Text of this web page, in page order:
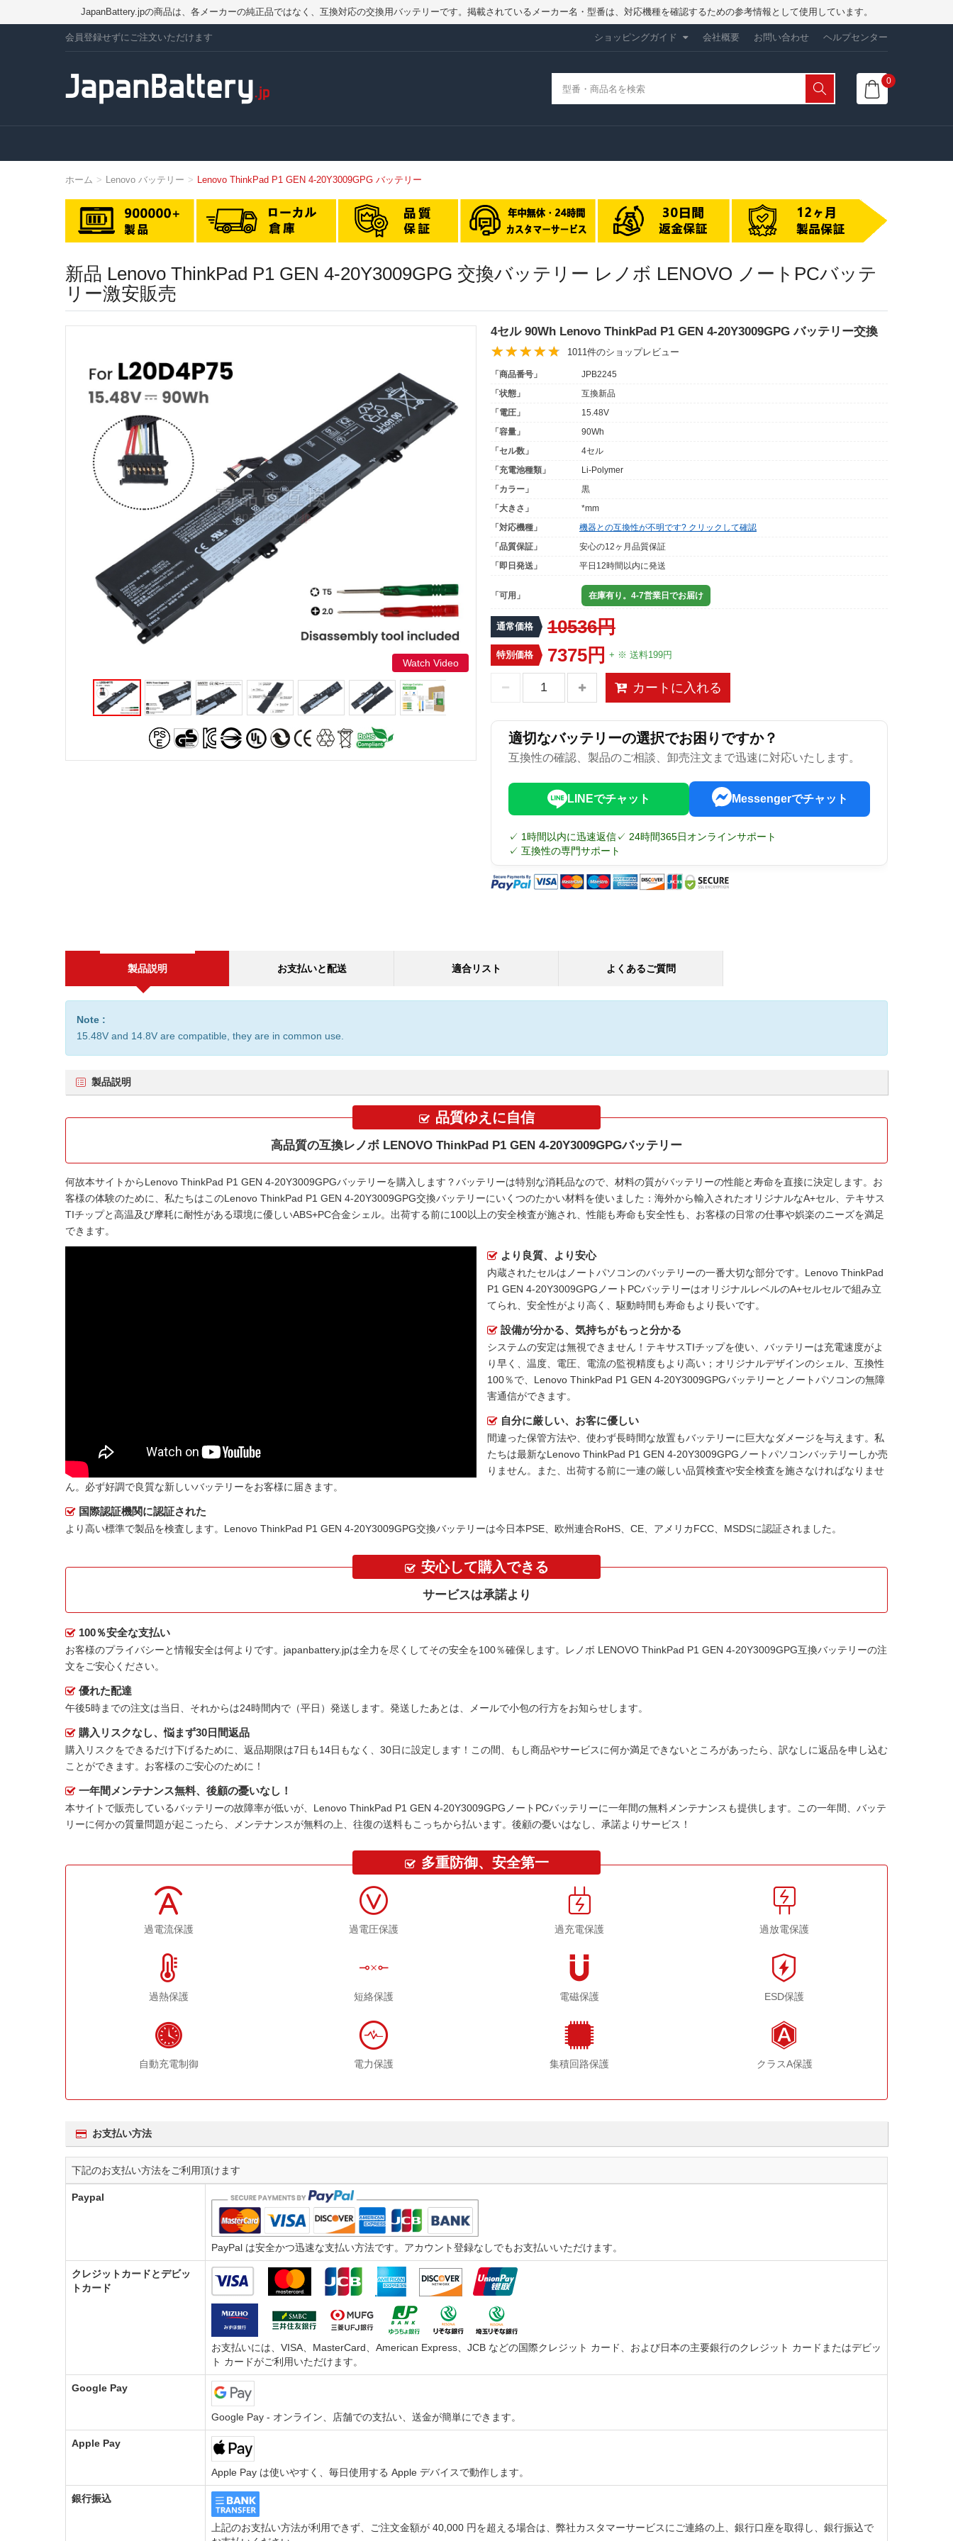
JapanBattery.jpの商品は、各メーカーの純正品ではなく、互換対応の交換用バッテリーです。掲載されているメーカー名・型番は、対応機種を確認するための参考情報として使用しています。
会員登録せずにご注文いただけます ショッピングガイド 会社概要 お問い合わせ ヘルプセンター
0
ホーム Lenovo バッテリー Lenovo ThinkPad P1 GEN 4-20Y3009GPG バッテリー
新品 Lenovo ThinkPad P1 GEN 4-20Y3009GPG 交換バッテリー レノボ LENOVO ノートPCバッテ
リー激安販売
Watch Video
4セル 90Wh Lenovo ThinkPad P1 GEN 4-20Y3009GPG バッテリー交換
1011件のショップレビュー
「商品番号」
JPB2245
「状態」
互換新品
「電圧」
15.48V
「容量」
90Wh
「セル数」
4セル
「充電池種類」
Li-Polymer
「カラー」
黒
「大きさ」
*mm
「対応機種」
機器との互換性が不明です? クリックして確認
「品質保証」
安心の12ヶ月品質保証
「即日発送」
平日12時間以内に発送
「可用」 在庫有り。4-7営業日でお届け
通常価格 10536円
特別価格 7375円 + ※ 送料199円
カートに入れる
適切なバッテリーの選択でお困りですか？
互換性の確認、製品のご相談、卸売注文まで迅速に対応いたします。
LINEでチャット Messengerでチャット
✓ 1時間以内に迅速返信✓ 24時間365日オンラインサポート
✓ 互換性の専門サポート
製品説明 お支払いと配送 適合リスト よくあるご質問
Note :
15.48V and 14.8V are compatible, they are in common use.
製品説明
品質ゆえに自信
高品質の互換レノボ LENOVO ThinkPad P1 GEN 4-20Y3009GPGバッテリー
何故本サイトからLenovo ThinkPad P1 GEN 4-20Y3009GPGバッテリーを購入します？バッテリーは特別な消耗品なので、材料の質がバッテリーの性能と寿命を直接に決定します。お
客様の体験のために、私たちはこのLenovo ThinkPad P1 GEN 4-20Y3009GPG交換バッテリーにいくつのたかい材料を使いました：海外から輸入されたオリジナルなA+セル、テキサス
TIチップと高温及び摩耗に耐性がある環境に優しいABS+PC合金シェル。出荷する前に100以上の安全検査が施され、性能も寿命も安全性も、お客様の日常の仕事や娯楽のニーズを満足
できます。
より良質、より安心
内蔵されたセルはノートパソコンのバッテリーの一番大切な部分です。 Lenovo ThinkPad
P1 GEN 4-20Y3009GPGノートPCバッテリーはオリジナルレベルのA+セルセルで組み立
てられ、安全性がより高く、駆動時間も寿命もより長いです。
設備が分かる、気持ちがもっと分かる
システムの安定は無視できません！テキサスTIチップを使い、バッテリーは充電速度がよ
り早く、温度、電圧、電流の監視精度もより高い；オリジナルデザインのシェル、互換性
100％で、Lenovo ThinkPad P1 GEN 4-20Y3009GPGバッテリーとノートパソコンの無障
害通信ができます。
自分に厳しい、お客に優しい
間違った保管方法や、使わず長時間な放置もバッテリーに巨大なダメージを与えます。私
たちは最新なLenovo ThinkPad P1 GEN 4-20Y3009GPGノートパソコンバッテリー しか売
りません。また、出荷する前に一連の厳しい品質検査や安全検査を施さなければなりませ
ん。必ず好調で良質な新しいバッテリーをお客様に届きます。
国際認証機関に認証された
より高い標準で製品を検査します。Lenovo ThinkPad P1 GEN 4-20Y3009GPG交換バッテリーは今日本PSE、欧州連合RoHS、CE、アメリカFCC、MSDSに認証されました。
安心して購入できる
サービスは承諾より
100％安全な支払い
お客様のプライバシーと情報安全は何よりです。japanbattery.jpは全力を尽くしてその安全を100％確保します。 レノボ LENOVO ThinkPad P1 GEN 4-20Y3009GPG互換バッテリーの注
文をご安心ください。
優れた配達
午後5時までの注文は当日、それからは24時間内で（平日）発送します。発送したあとは、メールで小包の行方をお知らせします。
購入リスクなし、悩まず30日間返品
購入リスクをできるだけ下げるために、返品期限は7日も14日もなく、30日に設定します！この間、もし商品やサービスに何か満足できないところがあったら、訳なしに返品を申し込む
ことができます。お客様のご安心のために！
一年間メンテナンス無料、後顧の憂いなし！
本サイトで販売しているバッテリーの故障率が低いが、 Lenovo ThinkPad P1 GEN 4-20Y3009GPGノートPCバッテリーに一年間の無料メンテナンスも提供します。この一年間、バッテ
リーに何かの質量問題が起こったら、メンテナンスが無料の上、往復の送料もこっちから払います。後顧の憂いはなし、承諾よりサービス！
多重防御、安全第一
過電流保護 過電圧保護 過充電保護 過放電保護
過熱保護 短絡保護 電磁保護 ESD保護
自動充電制御 電力保護 集積回路保護 クラスA保護
お支払い方法
下記のお支払い方法をご利用頂けます
Paypal
PayPal は安全かつ迅速な支払い方法です。アカウント登録なしでもお支払いいただけます。
クレジットカードとデビッ
トカード
お支払いには、VISA、MasterCard、American Express、JCB などの国際クレジット カード、および日本の主要銀行のクレジット カードまたはデビッ
ト カードがご利用いただけます。
Google Pay
Google Pay - オンライン、店舗での支払い、送金が簡単にできます。
Apple Pay
Apple Pay は使いやすく、毎日使用する Apple デバイスで動作します。
銀行振込
上記のお支払い方法が利用できず、ご注文金額が 40,000 円を超える場合は、弊社カスタマーサービスにご連絡の上、銀行口座を取得し、銀行振込で